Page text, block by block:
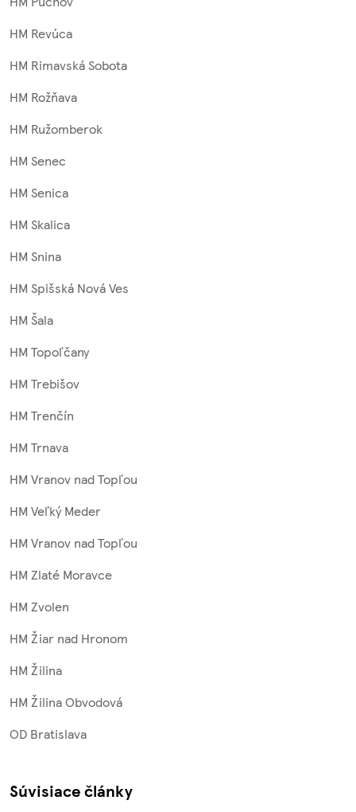
HM Revúca
HM Rimavská Sobota
HM Rožňava
HM Ružomberok
HM Senec
HM Senica
HM Skalica
HM Snina
HM Spišská Nová Ves
HM Šala
HM Topoľčany
HM Trebišov
HM Trenčín
HM Trnava
HM Vranov nad Topľou
HM Veľký Meder
HM Vranov nad Topľou
HM Zlaté Moravce
HM Zvolen
HM Žiar nad Hronom
HM Žilina
HM Žilina Obvodová
OD Bratislava
Súvisiace články